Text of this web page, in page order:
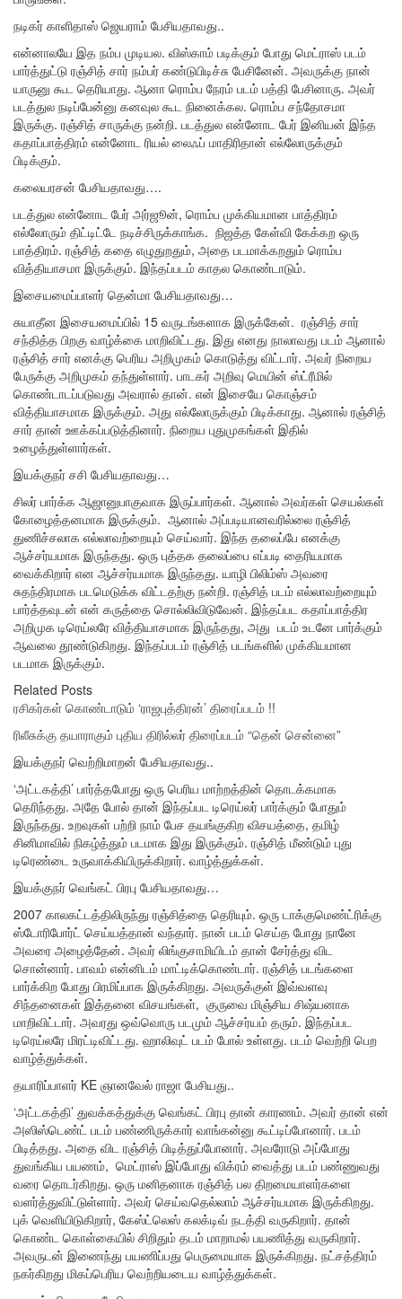
நடிகர் காளிதாஸ் ஜெயராம் பேசியதாவது..
என்னாலயே இத நம்ப முடியல. விஸ்காம் படிக்கும் போது மெட்ராஸ் படம்
பார்த்துட்டு ரஞ்சித் சார் நம்பர் கண்டுபிடிச்சு பேசினேன். அவருக்கு நான்
யாருனு கூட தெரியாது. ஆனா ரொம்ப நேரம் படம் பத்தி பேசினாரு. அவர்
படத்துல நடிப்பேன்னு கனவுல கூட நினைக்கல. ரொம்ப சந்தோசமா
இருக்கு. ரஞ்சித் சாருக்கு நன்றி. படத்துல என்னோட பேர் இனியன் இந்த
கதாப்பாத்திரம் என்னோட ரியல் லைஃப் மாதிரிதான் எல்லோருக்கும்
பிடிக்கும்.
கலையரசன் பேசியதாவது….
படத்துல என்னோட பேர் அர்ஜூன், ரொம்ப முக்கியமான பாத்திரம்
எல்லோரும் திட்டிட்டே நடிச்சிருக்காங்க. நிஜத்த கேள்வி கேக்கற ஒரு
பாத்திரம். ரஞ்சித் கதை எழுதுறதும், அதை படமாக்கறதும் ரொம்ப
வித்தியாசமா இருக்கும். இந்தப்படம் காதல கொண்டாடும்.
இசையமைப்பாளர் தென்மா பேசியதாவது…
சுயாதீன இசையமைப்பில் 15 வருடங்களாக இருக்கேன். ரஞ்சித் சார்
சந்தித்த பிறகு வாழ்க்கை மாறிவிட்டது. இது எனது நாலாவது படம் ஆனால்
ரஞ்சித் சார் எனக்கு பெரிய அறிமுகம் கொடுத்து விட்டார். அவர் நிறைய
பேருக்கு அறிமுகம் தந்துள்ளார். பாடகர் அறிவு மெயின் ஸ்ட்ரீமில்
கொண்டாடப்படுவது அவரால் தான். என் இசையே கொஞ்சம்
வித்தியாசமாக இருக்கும். அது எல்லோருக்கும் பிடிக்காது. ஆனால் ரஞ்சித்
சார் தான் ஊக்கப்படுத்தினார். நிறைய புதுமுகங்கள் இதில்
உழைத்துள்ளார்கள்.
இயக்குநர் சசி பேசியதாவது…
சிலர் பார்க்க ஆஜானுபாகுவாக இருப்பார்கள். ஆனால் அவர்கள் செயல்கள்
கோழைத்தனமாக இருக்கும். ஆனால் அப்படியானவரில்லை ரஞ்சித்
துணிச்சலாக எல்லாவற்றையும் செய்வார். இந்த தலைப்பே எனக்கு
ஆச்சர்யமாக இருந்தது. ஒரு புத்தக தலைப்பை எப்படி தைரியமாக
வைக்கிறார் என ஆச்சர்யமாக இருந்தது. யாழி பிலிம்ஸ் அவரை
சுதந்திரமாக படமெடுக்க விட்டதற்கு நன்றி. ரஞ்சித் படம் எல்லாவற்றையும்
பார்த்தவுடன் என் கருத்தை சொல்லிவிடுவேன். இந்தப்பட கதாப்பாத்திர
அறிமுக டிரெய்லரே வித்தியாசமாக இருந்தது, அது படம் உடனே பார்க்கும்
ஆவலை தூண்டுகிறது. இந்தப்படம் ரஞ்சித் படங்களில் முக்கியமான
படமாக இருக்கும்.
Related Posts
ரசிகர்கள் கொண்டாடும் ‘ராஜபுத்திரன்’ திரைப்படம் !!
ரிலீசுக்கு தயாராகும் புதிய திரில்லர் திரைப்படம் “தென் சென்னை”
இயக்குநர் வெற்றிமாறன் பேசியதாவது..
‘அட்டகத்தி’ பார்த்தபோது ஒரு பெரிய மாற்றத்தின் தொடக்கமாக
தெரிந்தது. அதே போல் தான் இந்தப்பட டிரெய்லர் பார்க்கும் போதும்
இருந்தது. உறவுகள் பற்றி நாம் பேச தயங்குகிற விசயத்தை, தமிழ்
சினிமாவில் நிகழ்த்தும் படமாக இது இருக்கும். ரஞ்சித் மீண்டும் புது
டிரெண்டை உருவாக்கியிருக்கிறார். வாழ்த்துக்கள்.
இயக்குநர் வெங்கட் பிரபு பேசியதாவது…
2007 காலகட்டத்திலிருந்து ரஞ்சித்தை தெரியும். ஒரு டாக்குமெண்ட்ரிக்கு
ஸ்டோரிபோர்ட் செய்யத்தான் வந்தார். நான் படம் செய்த போது நானே
அவரை அழைத்தேன். அவர் லிங்குசாமியிடம் தான் சேர்த்து விட
சொன்னார். பாவம் என்னிடம் மாட்டிக்கொண்டார். ரஞ்சித் படங்களை
பார்க்கிற போது பிரமிப்பாக இருக்கிறது. அவருக்குள் இவ்வளவு
சிந்தனைகள் இத்தனை விசயங்கள், குருவை மிஞ்சிய சிஷ்யனாக
மாறிவிட்டார். அவரது ஒவ்வொரு படமும் ஆச்சர்யம் தரும். இந்தப்பட
டிரெய்லரே மிரட்டிவிட்டது. ஹாலிவுட் படம் போல் உள்ளது. படம் வெற்றி பெற
வாழ்த்துக்கள்.
தயாரிப்பாளர் KE ஞானவேல் ராஜா பேசியது..
‘அட்டகத்தி’ துவக்கத்துக்கு வெங்கட் பிரபு தான் காரணம். அவர் தான் என்
அஸிஸ்டெண்ட் படம் பண்ணிருக்கார் வாங்கன்னு கூட்டிப்போனார். படம்
பிடித்தது. அதை விட ரஞ்சித் பிடித்துப்போனார். அவரோடு அப்போது
துவங்கிய பயணம், மெட்ராஸ் இப்போது விக்ரம் வைத்து படம் பண்ணுவது
வரை தொடர்கிறது. ஒரு மனிதனாக ரஞ்சித் பல திறமையாளர்களை
வளர்த்துவிட்டுள்ளார். அவர் செய்வதெல்லாம் ஆச்சர்யமாக இருக்கிறது.
புக் வெளியிடுகிறார், கேஸ்ட்லெஸ் கலக்டிவ் நடத்தி வருகிறார். தான்
கொண்ட கொள்கையில் சிறிதும் தடம் மாறாமல் பயணித்து வருகிறார்.
அவருடன் இணைந்து பயணிப்பது பெருமையாக இருக்கிறது. நட்சத்திரம்
நகர்கிறது மிகப்பெரிய வெற்றியடைய வாழ்த்துக்கள்.